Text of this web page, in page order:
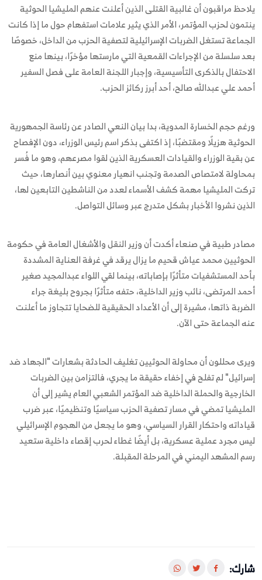
يلاحظ مراقبون أن غالبية القتلى الذين أعلنت عنهم المليشيا الحوثية
ينتمون لحزب المؤتمر، الأمر الذي يثير علامات استفهام حول ما إذا كانت
الجماعة تستغل الضربات الإسرائيلية لتصفية الحزب من الداخل، خصوصًا
بعد سلسلة من الإجراءات القمعية التي مارستها مؤخرًا، بينها منع
الاحتفال بالذكرى التأسيسية، وإجبار اللجنة العامة على فصل السفير
أحمد علي عبدالله صالح، أحد أبرز ركائز الحزب.
ورغم حجم الخسارة المدوية، بدا بيان النعي الصادر عن رئاسة الجمهورية
الحوثية هزيلًا ومقتضبًا، إذ اكتفى بذكر اسم رئيس الوزراء، دون الإفصاح
عن بقية الوزراء والقيادات العسكرية الذين لقوا مصرعهم، وهو ما فُسر
بمحاولة لامتصاص الصدمة وتجنب انهيار معنوي بين أنصارها، حيث
تركت المليشيا مهمة كشف الأسماء لعدد من الناشطين التابعين لها،
الذين نشروا الأخبار بشكل متدرج عبر وسائل التواصل.
مصادر طبية في صنعاء أكدت أن وزير النقل والأشغال العامة في حكومة
الحوثيين محمد عياش قحيم ما يزال يرقد في غرفة العناية المشددة
بأحد المستشفيات متأثرًا بإصاباته، بينما لقي اللواء عبدالمجيد صغير
أحمد المرتضى، نائب وزير الداخلية، حتفه متأثرًا بجروح بليغة جراء
الضربة ذاتها، مشيرة إلى أن الأعداد الحقيقية للضحايا تتجاوز ما أعلنت
عنه الجماعة حتى الآن.
ويرى محللون أن محاولة الحوثيين تغليف الحادثة بشعارات "الجهاد ضد
إسرائيل" لم تفلح في إخفاء حقيقة ما يجري، فالتزامن بين الضربات
الخارجية والحملة الداخلية ضد المؤتمر الشعبي العام يشير إلى أن
المليشيا تمضي في مسار تصفية الحزب سياسيًا وتنظيميًا، عبر ضرب
قياداته واحتكار القرار السياسي، وهو ما يجعل من الهجوم الإسرائيلي
ليس مجرد عملية عسكرية، بل أيضًا غطاء لحرب إقصاء داخلية ستعيد
رسم المشهد اليمني في المرحلة المقبلة.
شارك: